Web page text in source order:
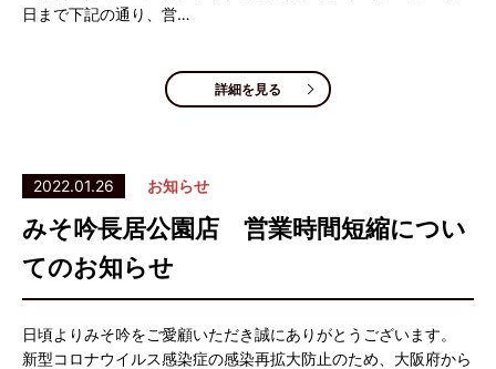
日まで下記の通り、営…
詳細を見る
2022.01.26 お知らせ
みそ吟長居公園店 営業時間短縮につい
てのお知らせ
日頃よりみそ吟をご愛顧いただき誠にありがとうございます。
新型コロナウイルス感染症の感染再拡大防止のため、大阪府から